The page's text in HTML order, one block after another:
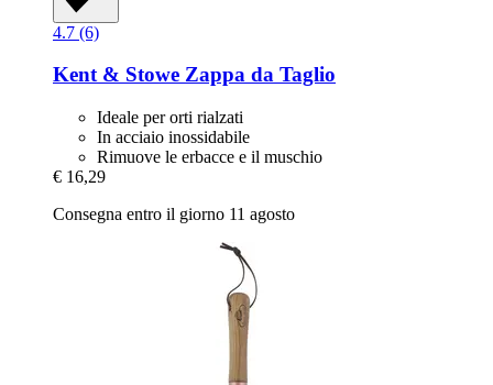
4.7 (6)
Kent & Stowe Zappa da Taglio
Ideale per orti rialzati
In acciaio inossidabile
Rimuove le erbacce e il muschio
€ 16,29
Consegna entro il giorno 11 agosto